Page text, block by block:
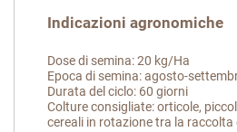
Indicazioni agronomiche
Dose di semina: 20 kg/Ha
Epoca di semina: agosto-
Durata del ciclo: 60 giorni
Colture consigliate: orticole,
cereali in rotazione tra la raccolta